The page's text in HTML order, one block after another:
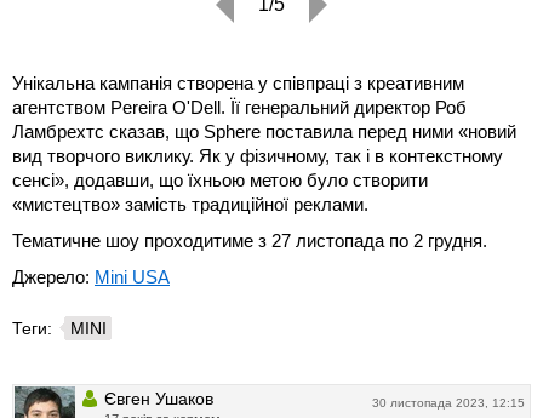
1/5
Унікальна кампанія створена у співпраці з креативним
агентством Pereira O'Dell. Її генеральний директор Роб
Ламбрехтс сказав, що Sphere поставила перед ними «новий
вид творчого виклику. Як у фізичному, так і в контекстному
сенсі», додавши, що їхньою метою було створити
«мистецтво» замість традиційної реклами.
Тематичне шоу проходитиме з 27 листопада по 2 грудня.
Джерело: Mini USA
Теги: MINI
30 листопада 2023, 12:15
Євген Ушаков